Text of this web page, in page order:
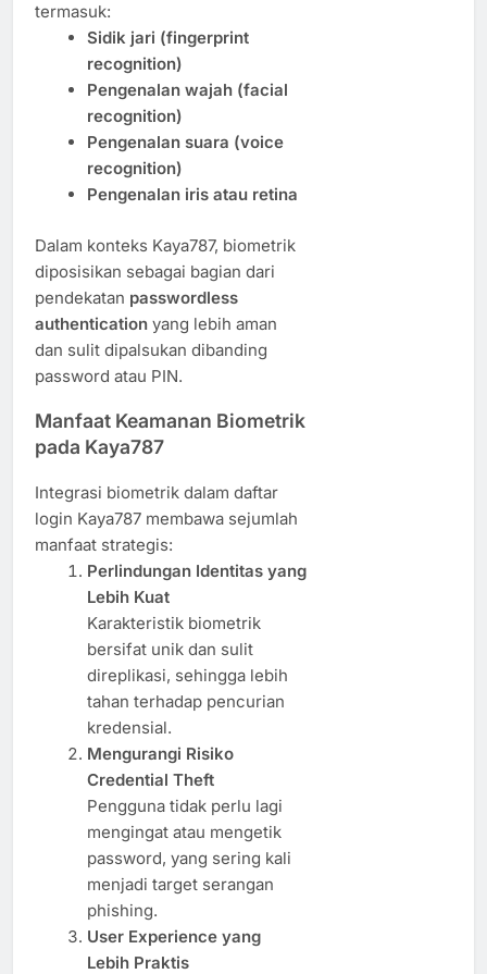
termasuk:
Sidik jari (fingerprint
recognition)
Pengenalan wajah (facial
recognition)
Pengenalan suara (voice
recognition)
Pengenalan iris atau retina
Dalam konteks Kaya787, biometrik
diposisikan sebagai bagian dari
pendekatan passwordless
authentication yang lebih aman
dan sulit dipalsukan dibanding
password atau PIN.
Manfaat Keamanan Biometrik
pada Kaya787
Integrasi biometrik dalam daftar
login Kaya787 membawa sejumlah
manfaat strategis:
Perlindungan Identitas yang
Lebih Kuat
Karakteristik biometrik
bersifat unik dan sulit
direplikasi, sehingga lebih
tahan terhadap pencurian
kredensial.
Mengurangi Risiko
Credential Theft
Pengguna tidak perlu lagi
mengingat atau mengetik
password, yang sering kali
menjadi target serangan
phishing.
User Experience yang
Lebih Praktis